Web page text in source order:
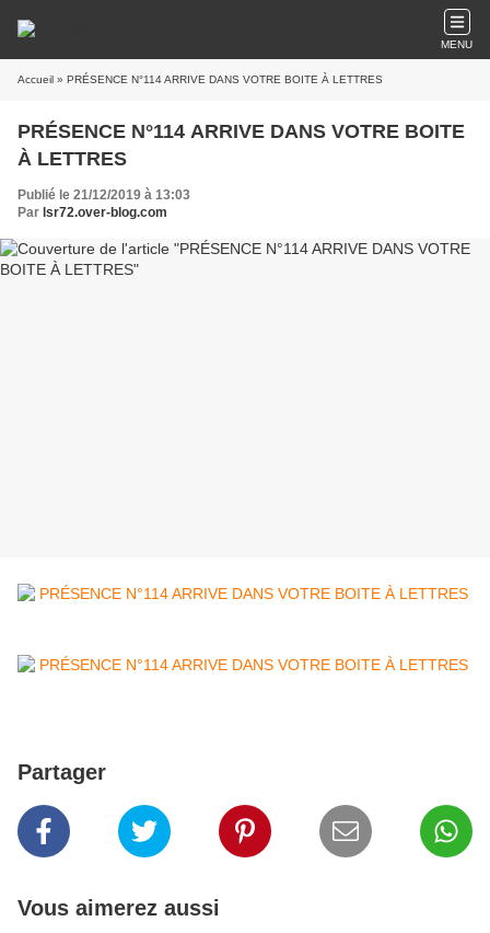
MENU
Accueil » PRÉSENCE N°114 ARRIVE DANS VOTRE BOITE À LETTRES
PRÉSENCE N°114 ARRIVE DANS VOTRE BOITE
À LETTRES
Publié le 21/12/2019 à 13:03
Par lsr72.over-blog.com
Partager
Vous aimerez aussi